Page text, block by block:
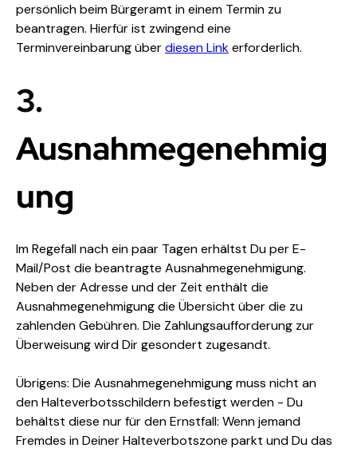
persönlich beim Bürgeramt in einem Termin zu
beantragen. Hierfür ist zwingend eine
Terminvereinbarung über diesen Link erforderlich.
3.
Ausnahmegenehmig
ung
Im Regefall nach ein paar Tagen erhältst Du per E-
Mail/Post die beantragte Ausnahmegenehmigung.
Neben der Adresse und der Zeit enthält die
Ausnahmegenehmigung die Übersicht über die zu
zahlenden Gebühren. Die Zahlungsaufforderung zur
Überweisung wird Dir gesondert zugesandt.
Übrigens: Die Ausnahmegenehmigung muss nicht an
den Halteverbotsschildern befestigt werden - Du
behältst diese nur für den Ernstfall: Wenn jemand
Fremdes in Deiner Halteverbotszone parkt und Du das